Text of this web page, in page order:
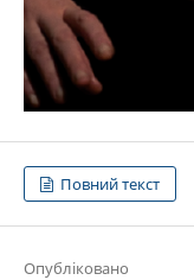
Повний текст
Опубліковано